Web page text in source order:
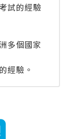
試的經驗
多個國家
經驗。